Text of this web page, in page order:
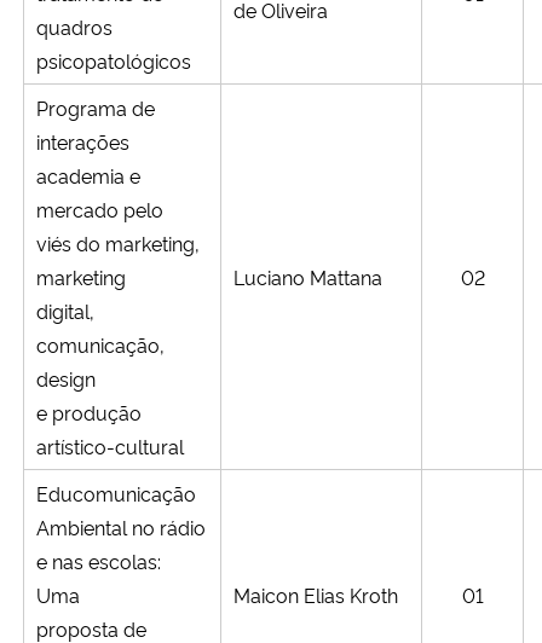
quadros
psicopatológicos
de Oliveira
Programa de
interações
academia e
mercado pelo
viés do marketing,
marketing
digital,
comunicação,
design
e produção
artístico-cultural
Luciano Mattana 02
Educomunicação
Ambiental no rádio
e nas escolas:
Uma
proposta de
Maicon Elias Kroth 01